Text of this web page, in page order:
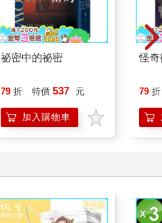
祕密中的祕密
79 折 特價 537 元
加入購物車
怪
79 折